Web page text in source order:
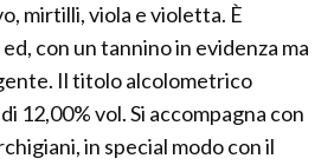
mirtilli, viola e violetta. È
con un tannino in evidenza ma
Il titolo alcolometrico
12,00% vol. Si accompagna con
in special modo con il